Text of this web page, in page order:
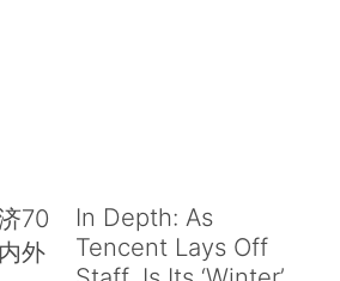
70
外
In Depth: As
Tencent Lays Off